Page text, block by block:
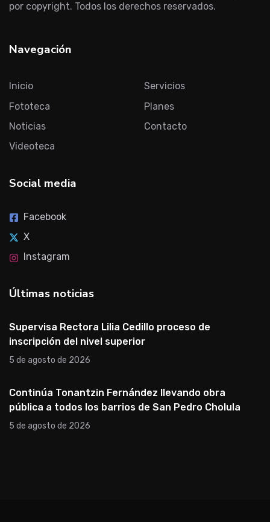
por copyright. Todos los derechos reservados.
Navegación
Inicio
Fototeca
Noticias
Videoteca
Servicios
Planes
Contacto
Social media
Facebook
X
Instagram
Últimas noticias
Supervisa Rectora Lilia Cedillo proceso de
inscripción del nivel superior
5 de agosto de 2026
Continúa Tonantzin Fernández llevando obra
pública a todos los barrios de San Pedro Cholula
5 de agosto de 2026